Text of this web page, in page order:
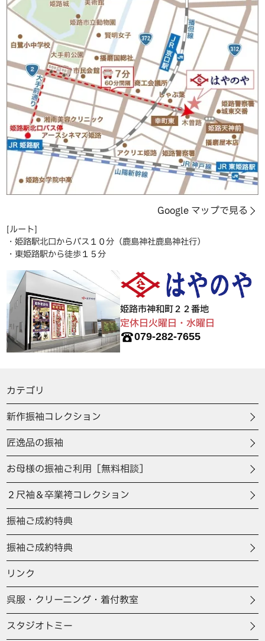
Google マップで見る
[ルート]
・姫路駅北口からバス１０分（鹿島神社鹿島神社行）
・東姫路駅から徒歩１５分
姫路市神和町２２番地
定休日火曜日・水曜日
079-282-7655
カテゴリ
新作振袖コレクション
匠逸品の振袖
お母様の振袖ご利用［無料相談］
２尺袖＆卒業袴コレクション
振袖ご成約特典
振袖ご成約特典
リンク
呉服・クリーニング・着付教室
スタジオトミー